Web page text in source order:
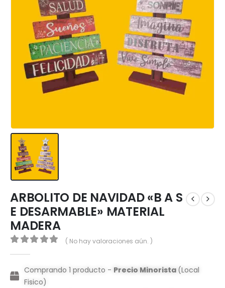
ARBOLITO DE NAVIDAD «B A S
E DESARMABLE» MATERIAL
MADERA
( No hay valoraciones aún. )
Comprando 1 producto - Precio Minorista (Local
Fisico)